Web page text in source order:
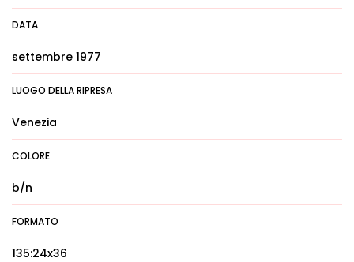
DATA
settembre 1977
LUOGO DELLA RIPRESA
Venezia
COLORE
b/n
FORMATO
135:24x36